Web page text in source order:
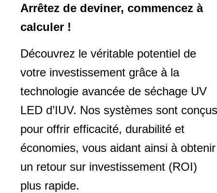
Arrêtez de deviner, commencez à
calculer !
Découvrez le véritable potentiel de
votre investissement grâce à la
technologie avancée de séchage UV
LED d’IUV. Nos systèmes sont
pour offrir efficacité, durabilité et
économies, vous aidant ainsi à obtenir
un retour sur investissement (ROI)
plus rapide.